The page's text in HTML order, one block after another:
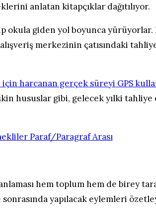
anlatan kitapçıklar dağıtılıyor.
okula giden yol boyunca
merkezinin çatısındaki
harcanan gerçek süreyi GPS
hususlar gibi, gelecek yılki
hem toplum hem de birey
yapılacak eylemleri